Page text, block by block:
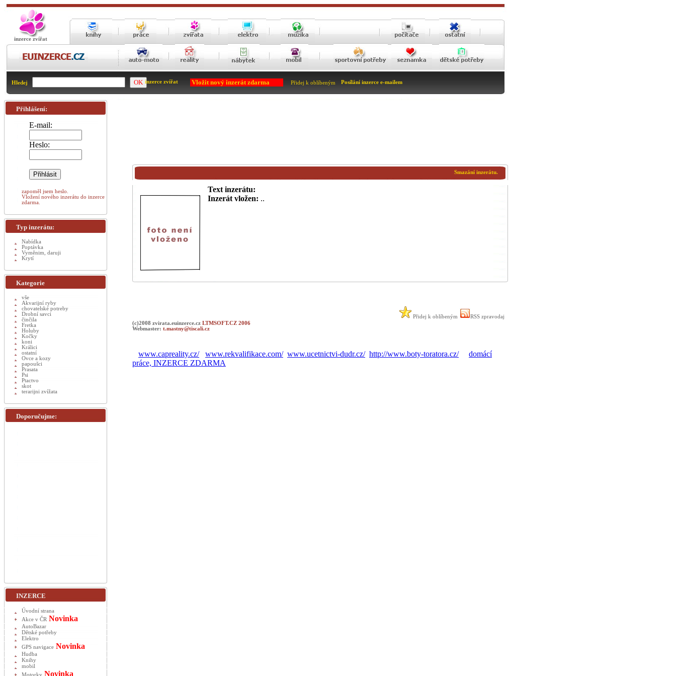
inzerce zvířat
Hledej inzerce zvířat Vložit nový inzerát zdarma Přidej k oblíbeným Posílání inzerce e-mailem
Smazání inzerátu.
Text inzerátu:
Inzerát vložen: ..
Přidej k oblíbeným
RSS zpravodaj
(c)2008 zvirata.euinzerce.cz LTMSOFT.CZ 2006
Webmaster: t.mastny@tiscali.cz
www.capreality.cz/ www.rekvalifikace.com/ www.ucetnictvi-dudr.cz/ http://www.boty-toratora.cz/
domácí
práce, INZERCE ZDARMA
Přihlášení:
E-mail:
Heslo:
zapoměl jsem heslo.
Vložení nového inzerátu do inzerce
zdarma.
Typ inzerátu:
Nabídka
Poptávka
Vyměnim, daruji
Krytí
Kategorie
vše
Akvarijní ryby
chovatelské potreby
Drobní savci
činčila
Fretka
Holuby
Kočky
koni
Králici
ostatní
Ovce a kozy
papoušci
Prasata
Psi
Ptactvo
skot
terarijni zvížata
Doporučujme:
INZERCE
Úvodní strana
Akce v ČR Novinka
AutoBazar
Dětské potřeby
Elektro
GPS navigace Novinka
Hudba
Knihy
mobil
Motorky Novinka